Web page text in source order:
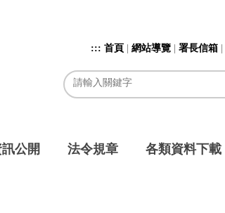
::: 首頁 網站導覽 署長信箱
公開 法令規章 各類資料下載